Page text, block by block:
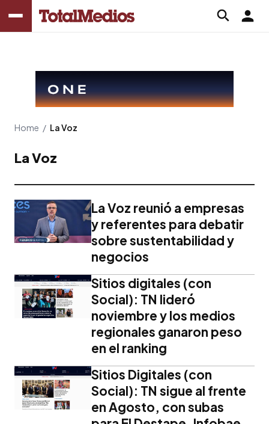
Home / La Voz
La Voz
La Voz reunió a empresas
y referentes para debatir
sobre sustentabilidad y
negocios
Sitios digitales (con
Social): TN lideró
noviembre y los medios
regionales ganaron peso
en el ranking
Sitios Digitales (con
Social): TN sigue al frente
en Agosto, con subas